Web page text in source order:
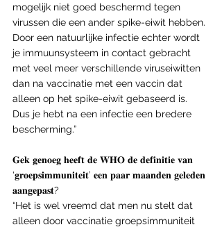
mogelijk niet goed beschermd tegen
virussen die een ander spike-eiwit hebben.
Door een natuurlijke infectie echter wordt
je immuunsysteem in contact gebracht
met veel meer verschillende viruseiwitten
dan na vaccinatie met een vaccin dat
alleen op het spike-eiwit gebaseerd is.
Dus je hebt na een infectie een bredere
bescherming.”
𝐆𝐞𝐤 𝐠𝐞𝐧𝐨𝐞𝐠 𝐡𝐞𝐞𝐟𝐭 𝐝𝐞 𝐖𝐇𝐎 𝐝𝐞 𝐝𝐞𝐟𝐢𝐧𝐢𝐭𝐢𝐞 𝐯𝐚𝐧
‘𝐠𝐫𝐨𝐞𝐩𝐬𝐢𝐦𝐦𝐮𝐧𝐢𝐭𝐞𝐢𝐭’ 𝐞𝐞𝐧 𝐩𝐚𝐚𝐫 𝐦𝐚𝐚𝐧𝐝𝐞𝐧 𝐠𝐞𝐥𝐞𝐝𝐞𝐧
𝐚𝐚𝐧𝐠𝐞𝐩𝐚𝐬𝐭?
“Het is wel vreemd dat men nu stelt dat
alleen door vaccinatie groepsimmuniteit